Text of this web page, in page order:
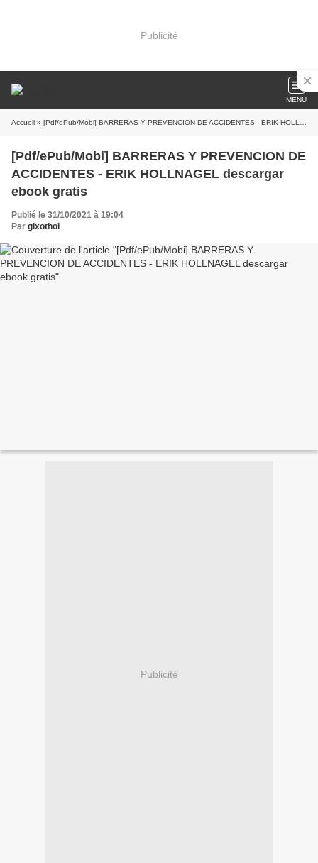
Publicité
MENU
Accueil » [Pdf/ePub/Mobi] BARRERAS Y PREVENCION DE ACCIDENTES - ERIK HOLLNAGEL descargar ebook gratis
[Pdf/ePub/Mobi] BARRERAS Y PREVENCION DE
ACCIDENTES - ERIK HOLLNAGEL descargar
ebook gratis
Publié le 31/10/2021 à 19:04
Par gixothol
Publicité